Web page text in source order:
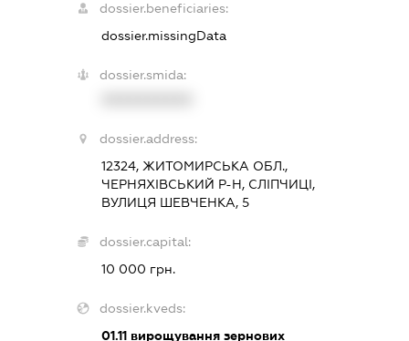
dossier.beneficiaries:
dossier.missingData
dossier.smida:
dossier.address:
12324, ЖИТОМИРСЬКА ОБЛ.,
ЧЕРНЯХІВСЬКИЙ Р-Н, СЛІПЧИЦІ,
ВУЛИЦЯ ШЕВЧЕНКА, 5
dossier.capital:
10 000 грн.
dossier.kveds:
01.11 вирощування зернових